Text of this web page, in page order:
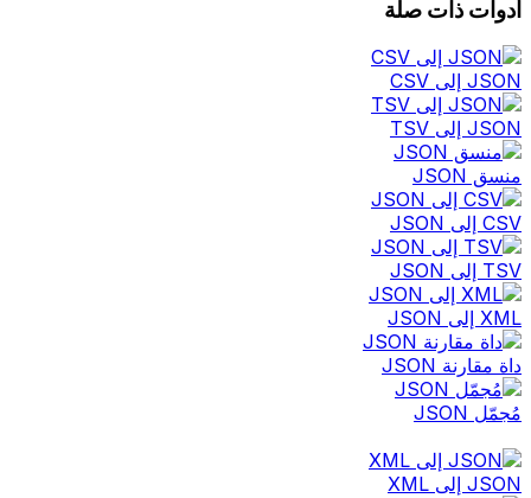
أدوات ذات صلة
JSON إلى CSV
JSON إلى TSV
منسق JSON
CSV إلى JSON
TSV إلى JSON
XML إلى JSON
داة مقارنة JSON
مُجمّل JSON
JSON إلى XML